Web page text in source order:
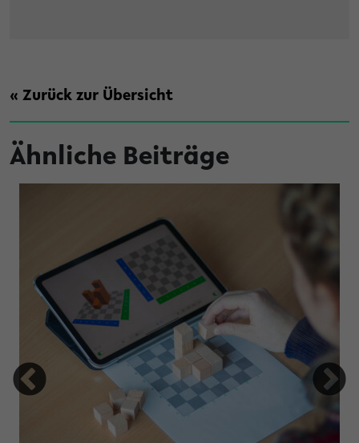
« Zurück zur Übersicht
Ähnliche Beiträge
Studienfonds OWL